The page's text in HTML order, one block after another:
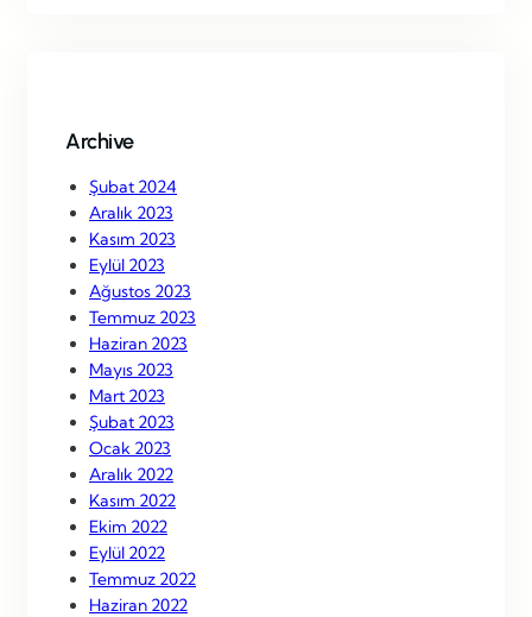
Archive
Şubat 2024
Aralık 2023
Kasım 2023
Eylül 2023
Ağustos 2023
Temmuz 2023
Haziran 2023
Mayıs 2023
Mart 2023
Şubat 2023
Ocak 2023
Aralık 2022
Kasım 2022
Ekim 2022
Eylül 2022
Temmuz 2022
Haziran 2022